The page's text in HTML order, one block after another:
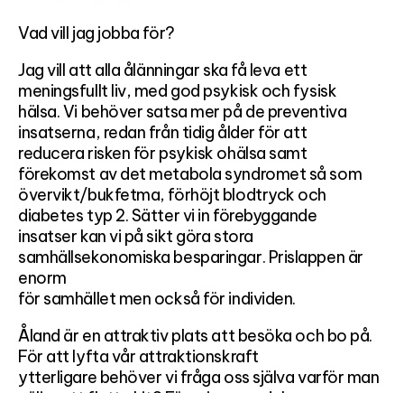
Vad vill jag jobba för?
Jag vill att alla ålänningar ska få leva ett
meningsfullt liv, med god psykisk och fysisk
hälsa. Vi behöver satsa mer på de preventiva
insatserna, redan från tidig ålder för att
reducera risken för psykisk ohälsa samt
förekomst av det metabola syndromet så som
övervikt/bukfetma, förhöjt blodtryck och
diabetes typ 2. Sätter vi in förebyggande
insatser kan vi på sikt göra stora
samhällsekonomiska besparingar. Prislappen är
enorm
för samhället men också för individen.
Åland är en attraktiv plats att besöka och bo på.
För att lyfta vår attraktionskraft
ytterligare behöver vi fråga oss själva varför man